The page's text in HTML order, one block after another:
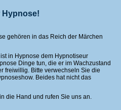
Hypnose!
gehören in das Reich der Märchen
in Hypnose dem Hypnotiseur
Dinge tun, die er im Wachzustand
freiwillig. Bitte verwechseln Sie die
Beides hat nicht das
die Hand und rufen Sie uns an.